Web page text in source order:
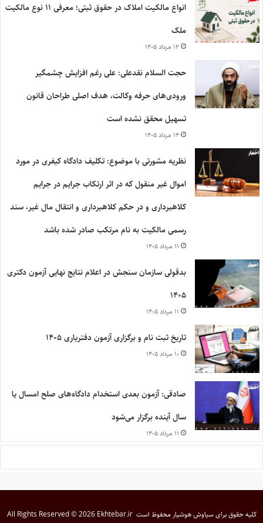
انواع مالکیت املاک در حقوق ثبتی؛ معرفی ۱۱ نوع مالکیت
ملک
۱۲ مرداد ۱۴۰۵
حجت السلام نقدعلی: علی رغم افزایش چشمگیر
ورودی‌های حرفه وکالت، هدف اصلی طراحان قانون
تسهیل محقق نشده است
۱۴ مرداد ۱۴۰۵
نظریه مشورتی با موضوع: تکلیف دادگاه کیفری در مورد
اموال غیر منقول که در اثر ارتکاب جرایم در جرایم
کلاهبرداری و در حکم کلاهبرداری و انتقال مال غیر، سند
رسمی مالکیت به نام مرتکب صادر شده باشد
۱۱ مرداد ۱۴۰۵
بدقولی سازمان سنجش در اعلام نتایج نهایی آزمون دکتری
۱۴۰۵
۱۱ مرداد ۱۴۰۵
تاریخ ثبت نام و برگزاری آزمون دفتریاری ۱۴۰۵
۱۰ مرداد ۱۴۰۵
صادقی: آزمون بعدی استخدام دادگاه‌های صلح امسال یا
سال آینده برگزار می‌شود
۱۱ مرداد ۱۴۰۵
کلیه حقوق برایسیاوش هوشیار محفوظ است All Rights Reserved © 2026 Ekhtebar.ir